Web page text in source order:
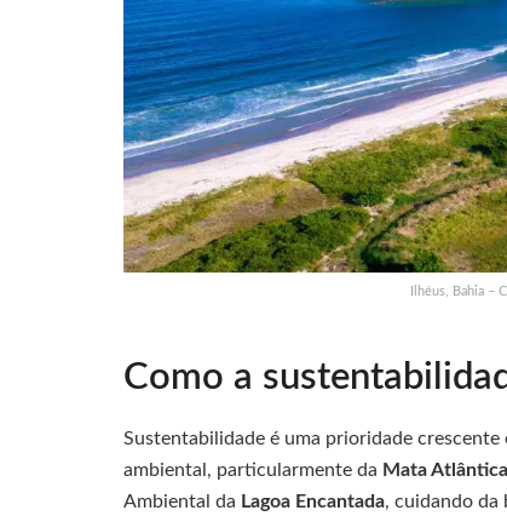
Ilhéus, Bahia –
Como a
Sustentabilidade é uma prioridade crescente
ambiental, particularmente da Mata Atlântica
Ambiental da Lagoa Encantada, cuidando da